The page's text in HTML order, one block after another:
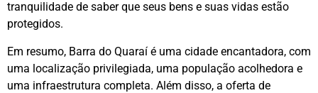
tranquilidade de saber que seus bens e suas vidas estão
protegidos.
Em resumo, Barra do Quaraí é uma cidade encantadora, com
uma localização privilegiada, uma população acolhedora e
uma infraestrutura completa. Além disso, a oferta de